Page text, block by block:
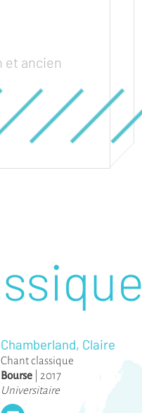
et ancien
Chamberland, Claire
Chant classique
Bourse
2017
Universitaire